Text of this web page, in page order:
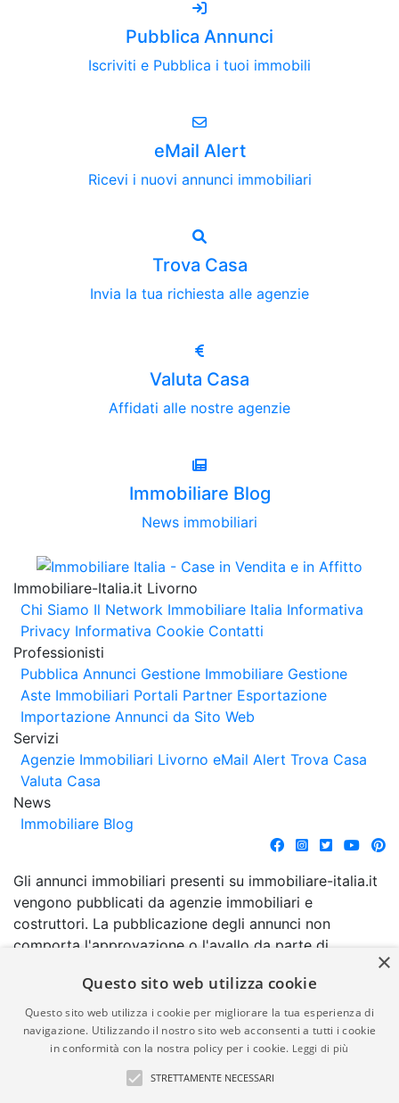
Pubblica Annunci
Iscriviti e Pubblica i tuoi immobili
eMail Alert
Ricevi i nuovi annunci immobiliari
Trova Casa
Invia la tua richiesta alle agenzie
Valuta Casa
Affidati alle nostre agenzie
Immobiliare Blog
News immobiliari
Immobiliare-Italia.it Livorno
Chi Siamo Il Network Immobiliare Italia Informativa
Privacy Informativa Cookie Contatti
Professionisti
Pubblica Annunci Gestione Immobiliare Gestione
Aste Immobiliari Portali Partner Esportazione
Importazione Annunci da Sito Web
Servizi
Agenzie Immobiliari Livorno eMail Alert Trova Casa
Valuta Casa
News
Immobiliare Blog
Gli annunci immobiliari presenti su immobiliare-italia.it
vengono pubblicati da agenzie immobiliari e
costruttori. La pubblicazione degli annunci non
comporta l'approvazione o l'avallo da parte di
garanzia da parte di quest'ultima. immobiliare-italia.it
quindi non è responsabile della veridicità, della
correttezza, della completezza, della normativa in
materia di privacy e/o di alcun altro aspetto dei
suddetti annunci.
×
Questo sito web utilizza cookie
Questo sito web utilizza i cookie per migliorare la tua esperienza di
navigazione. Utilizzando il nostro sito web acconsenti a tutti i cookie
in conformità con la nostra policy per i cookie. Leggi di più
STRETTAMENTE NECESSARI